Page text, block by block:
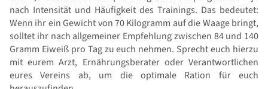
nach Intensität und Häufigkeit des Trainings. Das bedeutet:
Wenn ihr ein Gewicht von 70 Kilogramm auf die Waage bringt,
solltet ihr nach allgemeiner Empfehlung zwischen 84 und 140
Gramm Eiweiß pro Tag zu euch nehmen. Sprecht euch hierzu
mit eurem Arzt, Ernährungsberater oder Verantwortlichen
eures Vereins ab, um die optimale Ration für euch